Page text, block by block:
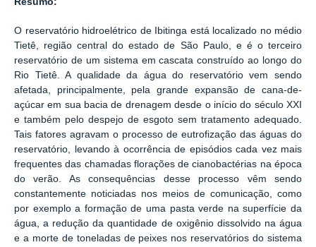
O reservatório hidroelétrico de Ibitinga está localizado no médio
Tietê, região central do estado de São Paulo, e é o terceiro
reservatório de um sistema em cascata construído ao longo do
Rio Tietê. A qualidade da água do reservatório vem sendo
afetada, principalmente, pela grande expansão de cana-de-
açúcar em sua bacia de drenagem desde o início do século XXI
e também pelo despejo de esgoto sem tratamento adequado.
Tais fatores agravam o processo de eutrofização das águas do
reservatório, levando à ocorrência de episódios cada vez mais
frequentes das chamadas florações de cianobactérias na época
do verão. As consequências desse processo vêm sendo
constantemente noticiadas nos meios de comunicação, como
por exemplo a formação de uma pasta verde na superfície da
água, a redução da quantidade de oxigênio dissolvido na água
e a morte de toneladas de peixes nos reservatórios do sistema